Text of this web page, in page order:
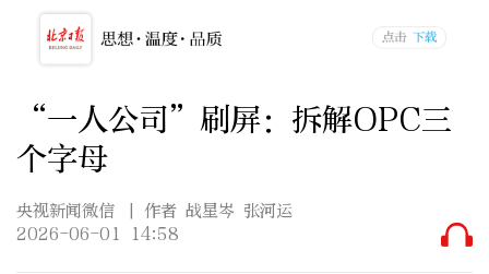
“一人公司”刷屏：拆解OPC三
个字母
央视新闻微信
| 作者 战星岑 张河运
2026-06-01 14:58